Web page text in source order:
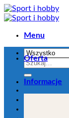
Przejdź
do
Menu
Szukaj:
Oferta
Informacje